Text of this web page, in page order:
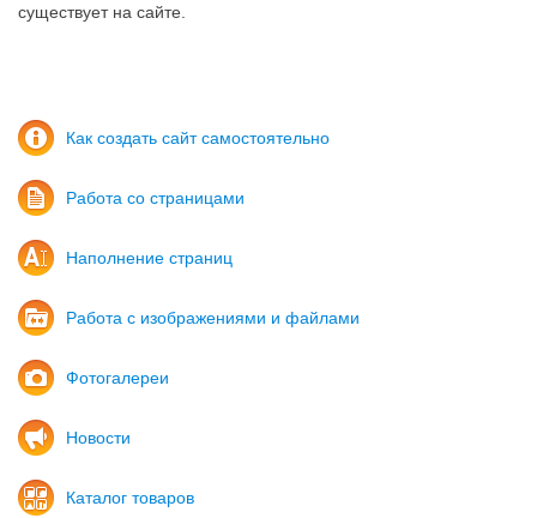
существует на сайте.
Как создать сайт самостоятельно
Работа со страницами
Наполнение страниц
Работа с изображениями и файлами
Фотогалереи
Новости
Каталог товаров